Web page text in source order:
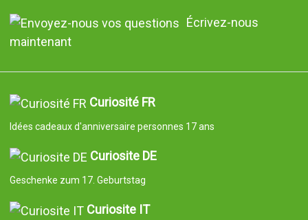
Écrivez-nous
maintenant
Curiosité FR
Idées cadeaux d'anniversaire personnes 17 ans
Curiosite DE
Geschenke zum 17. Geburtstag
Curiosite IT